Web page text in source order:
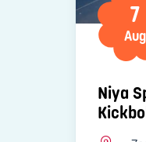
Niya
7
Aug